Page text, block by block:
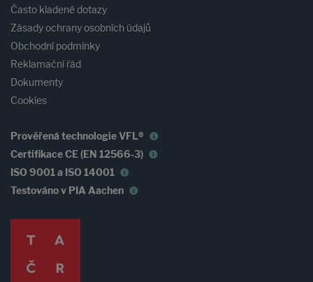
Často kladené dotazy
Zásady ochrany osobních údajů
Obchodní podmínky
Reklamační řád
Dokumenty
Cookies
Prověřená technologie VFL®
Certifikace CE (EN 12566-3)
ISO 9001 a ISO 14001
Testováno v PIA Aachen